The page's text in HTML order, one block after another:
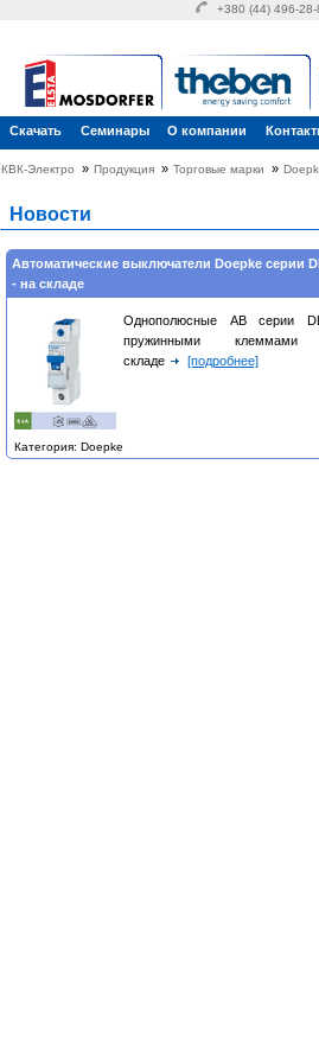
+380 (44) 496-
Скачать Семинары О компании
КВК-Электро » Продукция » Торговые марки »
Новости
Автоматические выключатели Doepke серии
- на складе
Однополюсные АВ серии
пружинными
складе
[подробнее]
Категория: Doepke